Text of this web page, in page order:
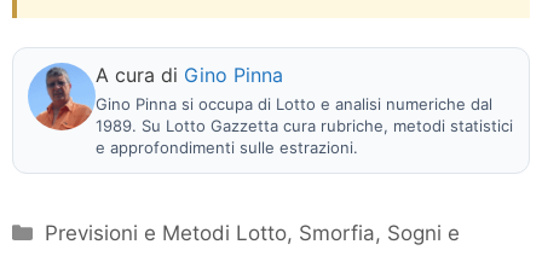
A cura di Gino Pinna
Gino Pinna si occupa di Lotto e analisi numeriche dal
1989. Su Lotto Gazzetta cura rubriche, metodi statistici
e approfondimenti sulle estrazioni.
Categorie
Previsioni e Metodi Lotto, Smorfia, Sogni e